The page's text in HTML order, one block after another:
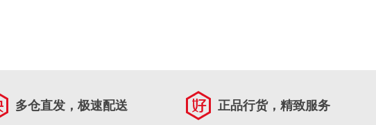
多仓直发，极速配送 正品行货，精致服务